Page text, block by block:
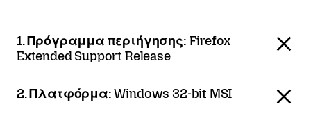
1. Πρόγραμμα περιήγησης: Firefox
Extended Support Release
2. Πλατφόρμα:Windows 32-bit MSI